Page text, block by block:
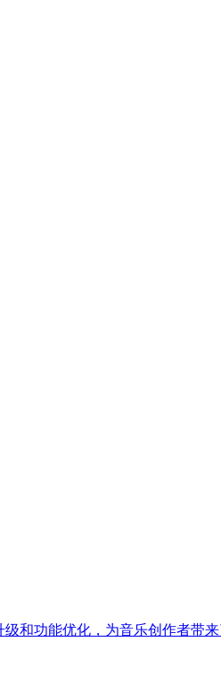
和功能优化，为音乐创作者带